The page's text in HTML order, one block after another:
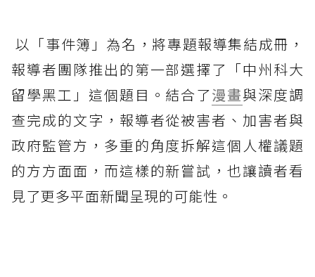
以「事件簿」為名，將專題報導集結成冊，
報導者團隊推出的第一部選擇了「中州科大
留學黑工」這個題目。結合了漫畫與深度調
查完成的文字，報導者從被害者、加害者與
政府監管方，多重的角度拆解這個人權議題
的方方面面，而這樣的新嘗試，也讓讀者看
見了更多平面新聞呈現的可能性。